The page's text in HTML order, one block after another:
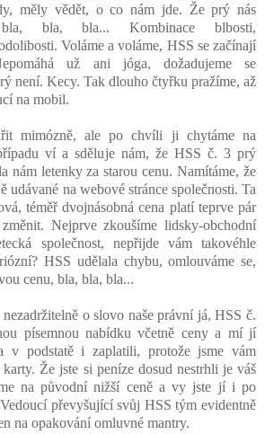
měly vědět, o co nám jde. Že prý nás
bla, bla... Kombinace blbosti,
Voláme a voláme, HSS se začínají
už ani jóga, dožadujeme se
není. Kecy. Tak dlouho čtyřku pražíme, až
na mobil.
mimózně, ale po chvíli ji chytáme na
ví a sděluje nám, že HSS č. 3 prý
nám letenky za starou cenu. Namítáme, že
udávané na webové stránce společnosti. Ta
téměř dvojnásobná cena platí teprve pár
Nejprve zkoušíme lidsky-obchodní
společnost, nepřijde vám takovéhle
HSS udělala chybu, omlouváme se,
cenu, bla, bla, bla...
o slovo naše právní já, HSS č.
písemnou nabídku včetně ceny a mí jí
v podstatě i zaplatili, protože jsme vám
Že jste si peníze dosud nestrhli je váš
na původní nižší ceně a vy jste jí i po
převyšující svůj HSS tým evidentně
na opakování omluvné mantry.